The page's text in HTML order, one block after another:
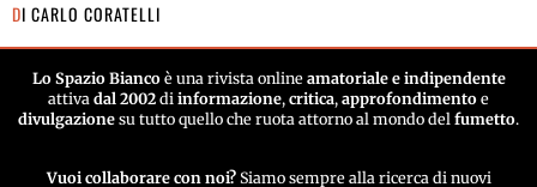
DI CARLO CORATELLI
Lo Spazio Biancoè una rivista online amatoriale e indipendente
attiva dal 2002 di informazione, critica, approfondimento e
divulgazione su tutto quello che ruota attorno al mondo del fumetto.
Vuoi collaborare con noi? Siamo sempre alla ricerca di nuovi